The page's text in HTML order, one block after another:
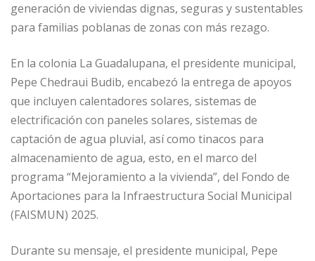
generación de viviendas dignas, seguras y sustentables
para familias poblanas de zonas con más rezago.
En la colonia La Guadalupana, el presidente municipal,
Pepe Chedraui Budib, encabezó la entrega de apoyos
que incluyen calentadores solares, sistemas de
electrificación con paneles solares, sistemas de
captación de agua pluvial, así como tinacos para
almacenamiento de agua, esto, en el marco del
programa “Mejoramiento a la vivienda”, del Fondo de
Aportaciones para la Infraestructura Social Municipal
(FAISMUN) 2025.
Durante su mensaje, el presidente municipal, Pepe